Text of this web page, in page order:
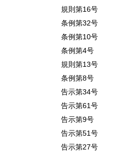
規則第16号
条例第32号
条例第10号
条例第4号
規則第13号
条例第8号
告示第34号
告示第61号
告示第9号
告示第51号
告示第27号